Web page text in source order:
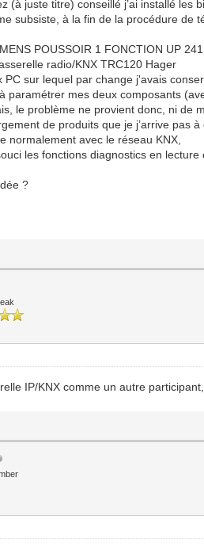
(à juste titre) conseillé j’ai installé les
subsiste, à la fin de la procédure de
POUSSOIR 1 FONCTION UP
radio/KNX TRC120 Hager
PC sur lequel par change j'avais
paramétrer mes deux composants
le problème ne provient donc, ni de
de produits que je j’arrive pas
normalement avec le réseau KNX,
les fonctions diagnostics en lecture
?
IP/KNX comme un autre